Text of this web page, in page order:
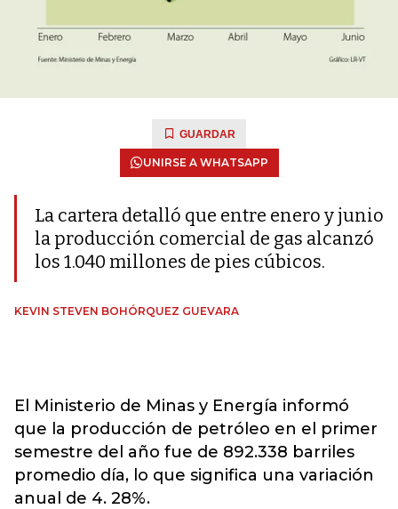
GUARDAR
UNIRSE A WHATSAPP
La cartera detalló que entre enero y junio
la producción comercial de gas alcanzó
los 1.040 millones de pies cúbicos.
KEVIN STEVEN BOHÓRQUEZ GUEVARA
El Ministerio de Minas y Energía informó
que la producción de petróleo en el primer
semestre del año fue de 892.338 barriles
promedio día, lo que significa una variación
anual de 4. 28%.